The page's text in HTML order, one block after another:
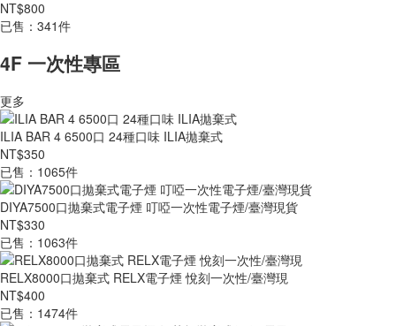
NT$800
已售：341件
4F 一次性專區
更多
ILIA BAR 4 6500口 24種口味 ILIA拋棄式
NT$350
已售：1065件
DIYA7500口拋棄式電子煙 叮啞一次性電子煙/臺灣現貨
NT$330
已售：1063件
RELX8000口拋棄式 RELX電子煙 悅刻一次性/臺灣現
NT$400
已售：1474件